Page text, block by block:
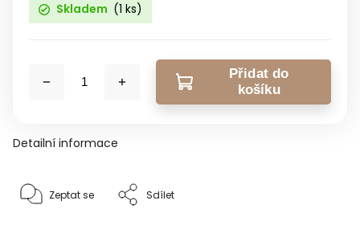
Skladem (1 ks)
Přidat do
košíku
Detailní informace
Zeptat se Sdílet